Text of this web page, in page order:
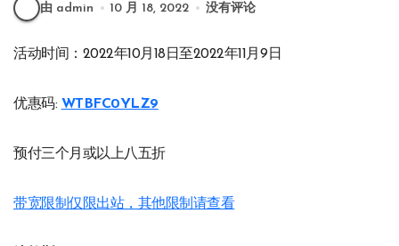
由 admin 10 月 18, 2022 没有评论
活动时间：2022年10月18日至2022年11月9日
优惠码: WTBFC0YLZ9
预付三个月或以上八五折
带宽限制仅限出站，其他限制请查看